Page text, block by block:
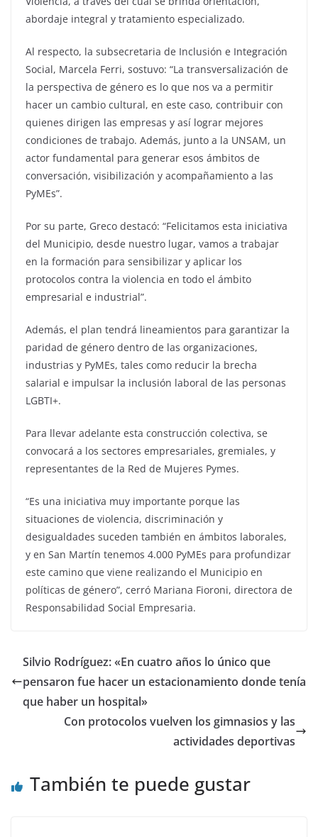
abordaje integral y tratamiento especializado.
Al respecto, la subsecretaria de Inclusión e Integración
Social, Marcela Ferri, sostuvo: “La transversalización de
la perspectiva de género es lo que nos va a permitir
hacer un cambio cultural, en este caso, contribuir con
quienes dirigen las empresas y así lograr mejores
condiciones de trabajo. Además, junto a la UNSAM, un
actor fundamental para generar esos ámbitos de
conversación, visibilización y acompañamiento a las
PyMEs”.
Por su parte, Greco destacó: “Felicitamos esta iniciativa
del Municipio, desde nuestro lugar, vamos a trabajar
en la formación para sensibilizar y aplicar los
protocolos contra la violencia en todo el ámbito
empresarial e industrial”.
Además, el plan tendrá lineamientos para garantizar la
paridad de género dentro de las organizaciones,
industrias y PyMEs, tales como reducir la brecha
salarial e impulsar la inclusión laboral de las personas
LGBTI+.
Para llevar adelante esta construcción colectiva, se
convocará a los sectores empresariales, gremiales, y
representantes de la Red de Mujeres Pymes.
“Es una iniciativa muy importante porque las
situaciones de violencia, discriminación y
desigualdades suceden también en ámbitos laborales,
y en San Martín tenemos 4.000 PyMEs para profundizar
este camino que viene realizando el Municipio en
políticas de género”, cerró Mariana Fioroni, directora de
Responsabilidad Social Empresaria.
Silvio Rodríguez: «En cuatro años lo único que
pensaron fue hacer un estacionamiento donde tenía
que haber un hospital»
Con protocolos vuelven los gimnasios y las
actividades deportivas
También te puede gustar